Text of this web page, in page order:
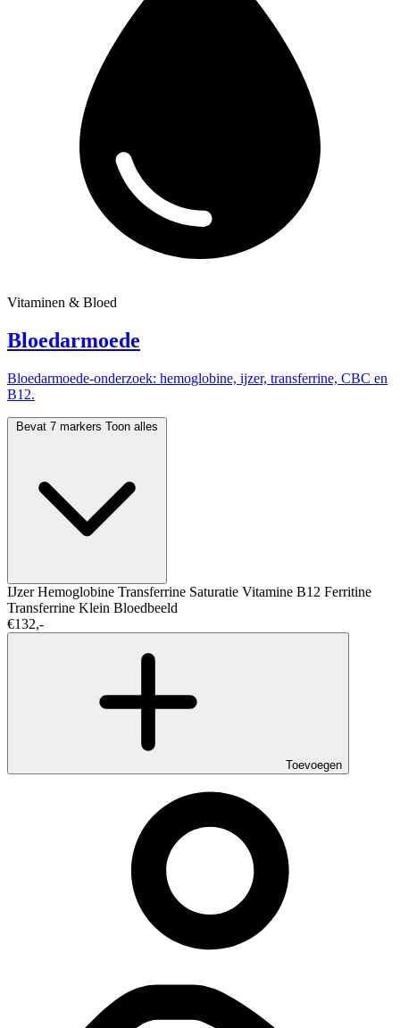
Vitaminen & Bloed
Bloedarmoede
Bloedarmoede-onderzoek: hemoglobine, ijzer, transferrine, CBC en
B12.
Bevat 7 markers Toon alles
IJzerHemoglobine Transferrine Saturatie Vitamine B12 Ferritine
Transferrine Klein Bloedbeeld
€132,-
Toevoegen